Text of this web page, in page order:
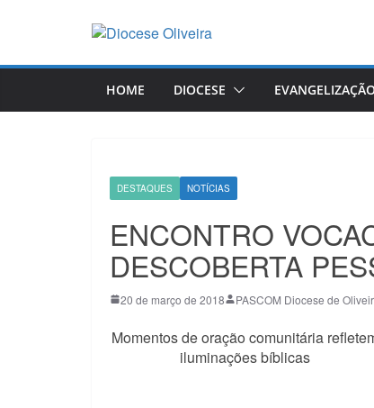
conteúdo
HOME DIOCESE
DESTAQUES NOTÍCIAS
ENCONTRO
DESCOBERTA
20 de março de 2018 PASCOM Diocese de
Momentos de oração comunitária
iluminações bíblicas